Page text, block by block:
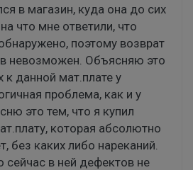
в магазин, куда она до сих
что мне ответили, что
поэтому возврат
невозможен. Объясняю это
к данной мат.плате у
проблема, как и у
это тем, что я купил
которая абсолютно
без каких либо нареканий.
сейчас в ней дефектов не